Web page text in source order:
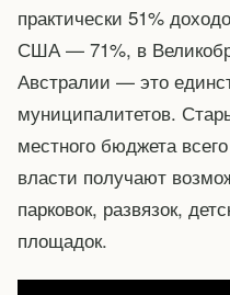
практически 51%
США — 71%, в
Австралии — это
муниципалитетов.
местного бюджета
власти получают
парковок, развязок,
площадок.